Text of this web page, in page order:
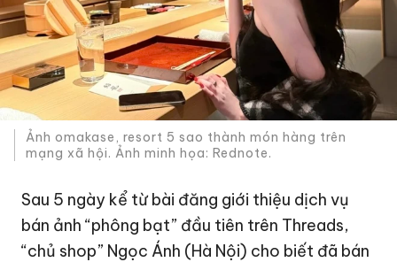
Ảnh omakase, resort 5 sao thành món hàng trên
mạng xã hội. Ảnh minh họa: Rednote.
Sau 5 ngày kể từ bài đăng giới thiệu dịch vụ
bán ảnh “phông bạt” đầu tiên trên Threads,
“chủ shop” Ngọc Ánh (Hà Nội) cho biết đã bán